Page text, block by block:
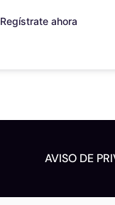
Regístrate ahora
AVISO DE